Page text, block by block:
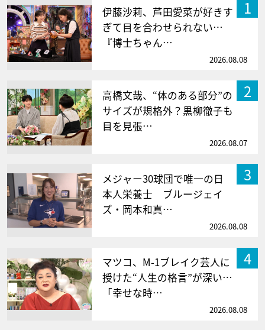
1
伊藤沙莉、芦田愛菜が好きす
ぎて目を合わせられない…
『博士ちゃん…
2026.08.08
2
高橋文哉、“体のある部分”の
サイズが規格外？黒柳徹子も
目を見張…
2026.08.07
3
メジャー30球団で唯一の日
本人栄養士 ブルージェイ
ズ・岡本和真…
2026.08.08
4
マツコ、M-1ブレイク芸人に
授けた“人生の格言”が深い…
「幸せな時…
2026.08.08